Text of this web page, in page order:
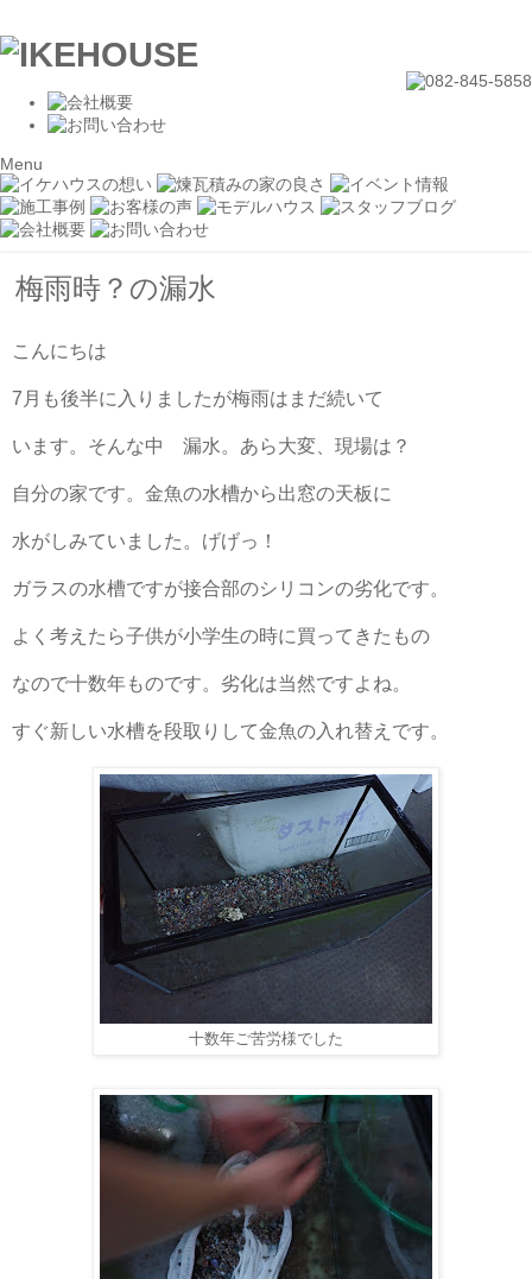
Menu
梅雨時？の漏水
こんにちは
7月も後半に入りましたが梅雨はまだ続いて
います。そんな中 漏水。あら大変、現場は？
自分の家です。金魚の水槽から出窓の天板に
水がしみていました。げげっ！
ガラスの水槽ですが接合部のシリコンの劣化です。
よく考えたら子供が小学生の時に買ってきたもの
なので十数年ものです。劣化は当然ですよね。
すぐ新しい水槽を段取りして金魚の入れ替えです。
十数年ご苦労様でした